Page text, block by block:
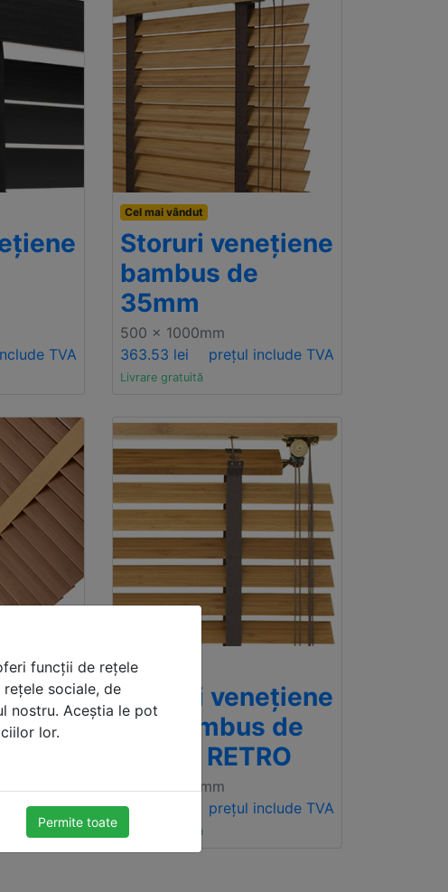
funcții de rețele
sociale, de
nostru. Aceștia le pot
lor.
Permite toate
TVA
Cel mai vândut
Storuri venețiene
bambus de
35mm
500 x 1000mm
363.53 lei
prețul include TVA
Livrare gratuită
TVA
Premium
Storuri venețiene
din bambus de
50mm RETRO
500 x 1000mm
616.56 lei
prețul include TVA
Livrare gratuită